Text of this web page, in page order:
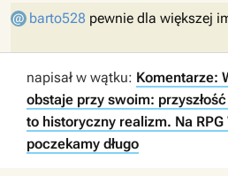
barto528 pewnie dla większej
napisał w wątku: Komentarze:
obstaje przy swoim:
to historyczny realizm. Na RPG
poczekamy długo